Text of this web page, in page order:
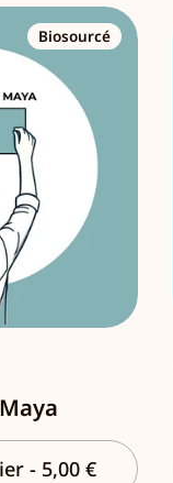
- 5,00 €
Biosourcé